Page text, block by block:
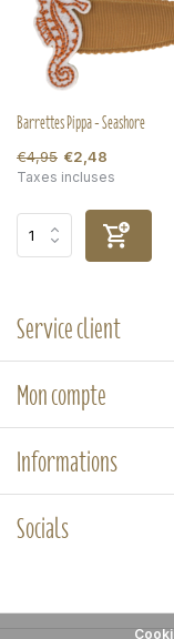
Barrettes Pippa - Seashore
€4,95 €2,48
Taxes incluses
Service client
Mon compte
Informations
Socials